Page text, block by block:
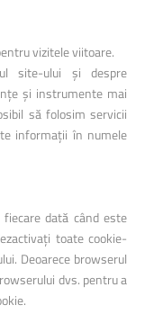
vizitele viitoare.
site-ului și despre
și instrumente mai
să folosim servicii
informații în numele
dată când este
toate cookie-
Deoarece browserul
dvs. pentru a